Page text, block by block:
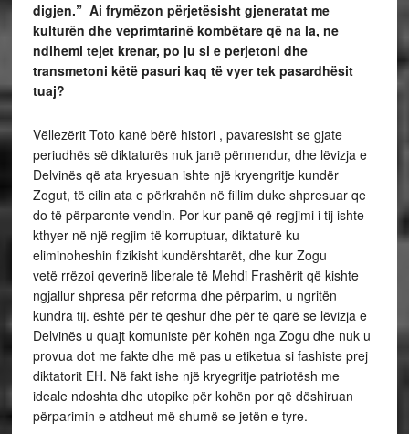
digjen.” Ai frymëzon përjetësisht gjeneratat me
kulturën dhe veprimtarinëkombëtare qëna la, ne
ndihemi tejet krenar, po ju si e perjetoni dhe
transmetoni këtëpasuri kaq tëvyer tek pasardhësit
tuaj?
Vëllezërit Toto kanë bërë histori , pavaresisht se gjate
periudhës së diktaturës nuk janë përmendur, dhe lëvizja e
Delvinës që ata kryesuan ishte një kryengritje kundër
Zogut, të cilin ata e përkrahën në fillim duke shpresuar qe
do të përparonte vendin. Por kur panë që regjimi i tij ishte
kthyer në një regjim të korruptuar, diktaturë ku
eliminoheshin fizikisht kundërshtarët, dhe kur Zogu
vetë rrëzoi qeverinë liberale të Mehdi Frashërit që kishte
ngjallur shpresa për reforma dhe përparim, u ngritën
kundra tij. është për të qeshur dhe për të qarë se lëvizja e
Delvinës u quajt komuniste për kohën nga Zogu dhe nuk u
provua dot me fakte dhe më pas u etiketua si fashiste prej
diktatorit EH. Në fakt ishe një kryegritje patriotësh me
ideale ndoshta dhe utopike për kohën por që dëshiruan
përparimin e atdheut më shumë se jetën e tyre.